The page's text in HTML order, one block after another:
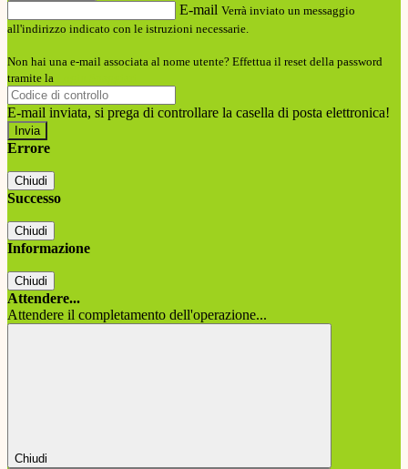
E-mail Verrà inviato un messaggio
all'indirizzo indicato con le istruzioni necessarie.
Non hai una e-mail associata al nome utente? Effettua il reset della password
tramite la
E-mail inviata, si prega di controllare la casella di posta elettronica!
Errore
Chiudi
Successo
Chiudi
Informazione
Chiudi
Attendere...
Attendere il completamento dell'operazione...
Chiudi